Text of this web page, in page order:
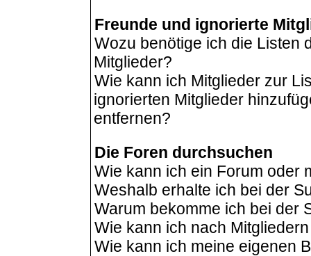
Freunde und ignorierte
Wozu benötige ich die Listen
Mitglieder?
Wie kann ich Mitglieder zur
ignorierten Mitglieder
entfernen?
Die Foren durchsuchen
Wie kann ich ein Forum oder
Weshalb erhalte ich bei der
Warum bekomme ich bei der
Wie kann ich nach
Wie kann ich meine eigenen